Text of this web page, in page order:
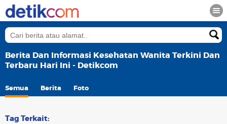
Berita Dan Informasi Kesehatan Wanita Terkini Dan
Terbaru Hari Ini - Detikcom
Semua Berita Foto
Tag Terkait: